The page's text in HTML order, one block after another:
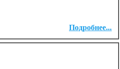
Подробнее...